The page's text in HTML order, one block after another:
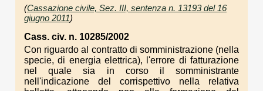
(Cassazione civile, Sez. III, sentenza n. 13193 del 16
giugno 2011)
Cass. civ. n. 10285/2002
Con riguardo al contratto di somministrazione (nella
specie, di energia elettrica), l'errore di fatturazione
nel quale sia in corso il somministrante
nell'indicazione del corrispettivo nella relativa